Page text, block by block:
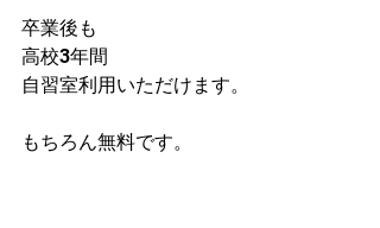
卒業後も
高校3年間
自習室利用いただけます。
もちろん無料です。